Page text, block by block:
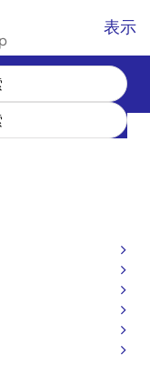
表示
プロセッサ
ョン